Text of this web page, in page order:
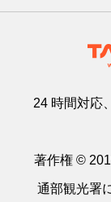
24 時間対応
著作権 ©
通部観光署